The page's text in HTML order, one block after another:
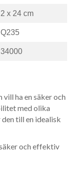
2 x 24 cm
Q235
34000
ha en säker och
med olika
till en idealisk
och effektiv